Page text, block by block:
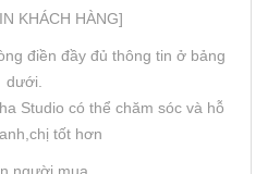
KHÁCH HÀNG]
điền đầy đủ thông tin ở bảng
dưới.
Studio có thể chăm sóc và hỗ
tốt hơn